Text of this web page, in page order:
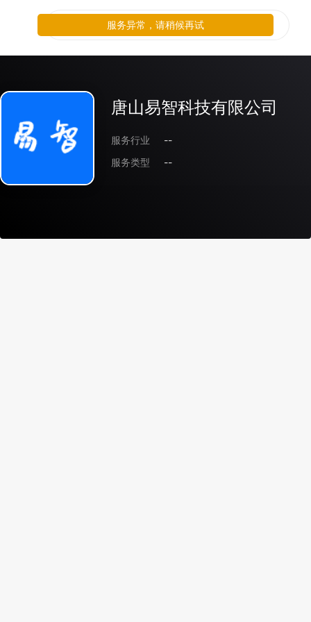
唐山易智科技有限公司
服务行业
--
服务类型
--
服务异常，请稍候再试